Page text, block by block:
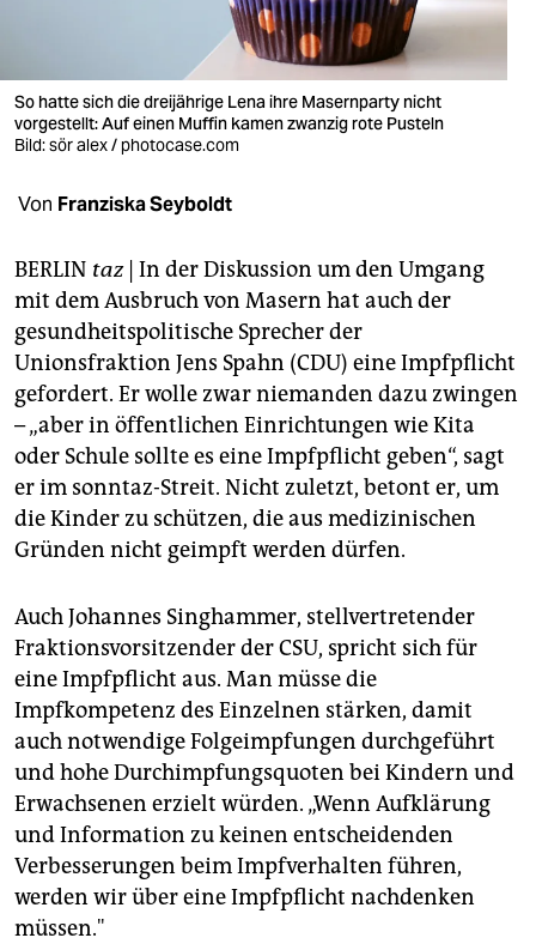
veranstaltungen
shop
fragen & hilfe
abo
genossenschaft
epaper login
So hatte sich die dreijährige Lena ihre Masernparty nicht
vorgestellt: Auf einen Muffin kamen zwanzig rote Pusteln
Bild: sör alex / photocase.com
Von Franziska Seyboldt
BERLIN taz| In der Diskussion um den Umgang
mit dem Ausbruch von Masern hat auch der
gesundheitspolitische Sprecher der
Unionsfraktion Jens Spahn (CDU) eine Impfpflicht
gefordert. Er wolle zwar niemanden dazu zwingen
– „aber in öffentlichen Einrichtungen wie Kita
oder Schule sollte es eine Impfpflicht geben“, sagt
er im sonntaz-Streit. Nicht zuletzt, betont er, um
die Kinder zu schützen, die aus medizinischen
Gründen nicht geimpft werden dürfen.
Auch Johannes Singhammer, stellvertretender
Fraktionsvorsitzender der CSU, spricht sich für
eine Impfpflicht aus. Man müsse die
Impfkompetenz des Einzelnen stärken, damit
auch notwendige Folgeimpfungen durchgeführt
und hohe Durchimpfungsquoten bei Kindern und
Erwachsenen erzielt würden. „Wenn Aufklärung
und Information zu keinen entscheidenden
Verbesserungen beim Impfverhalten führen,
werden wir über eine Impfpflicht nachdenken
müssen."